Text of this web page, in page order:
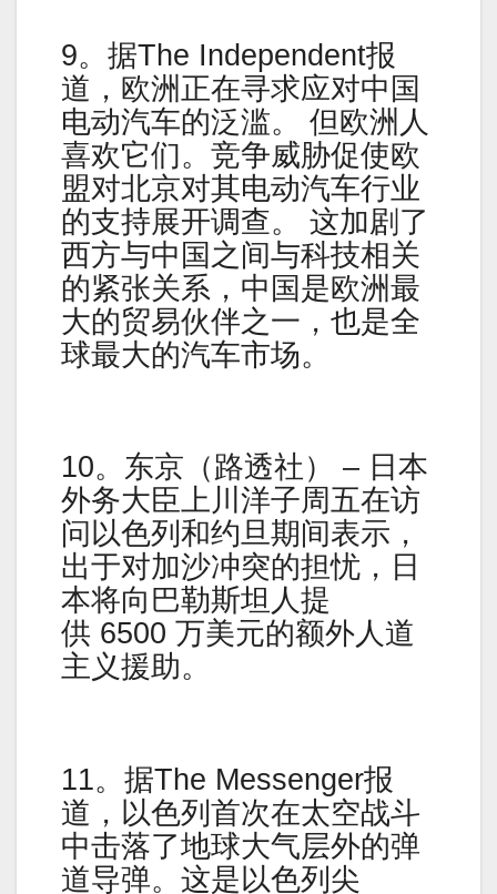
9。据The Independent报
道，欧洲正在寻求应对中国
电动汽车的泛滥。 但欧洲人
喜欢它们。竞争威胁促使欧
盟对北京对其电动汽车行业
的支持展开调查。 这加剧了
西方与中国之间与科技相关
的紧张关系，中国是欧洲最
大的贸易伙伴之一，也是全
球最大的汽车市场。
10。东京（路透社） – 日本
外务大臣上川洋子周五在访
问以色列和约旦期间表示，
出于对加沙冲突的担忧，日
本将向巴勒斯坦人提
供 6500 万美元的额外人道
主义援助。
11。据The Messenger报
道，以色列首次在太空战斗
中击落了地球大气层外的弹
道导弹。这是以色列尖